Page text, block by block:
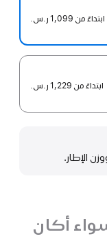
ابتداءً من 1,099 ر.س.‏
ابتداءً من 1,229 ر.س.‏
الإطار.
أكان